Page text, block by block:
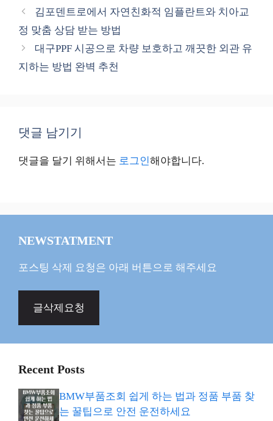
테
리
김포덴트로에서 자연친화적 임플란트와 치아교
정 맞춤 상담 받는 방법
대구PPF 시공으로 차량 보호하고 깨끗한 외관 유
지하는 방법 완벽 추천
댓글 남기기
댓글을 달기 위해서는 로그인해야합니다.
NEWSTATMENT
포스팅 삭제 요청은 아래 버튼으로 해주세요
글삭제요청
Recent Posts
BMW부품조회 쉽게 하는 법과 정품 부품 찾
는 꿀팁으로 안전 운전하세요